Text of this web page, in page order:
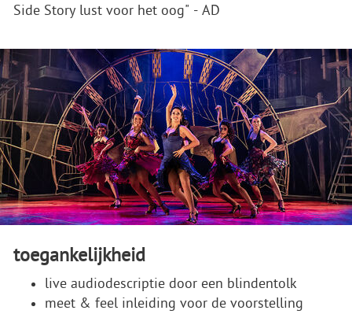
Side Story lust voor het oog" - AD
toegankelijkheid
live audiodescriptie door een blindentolk
meet & feel inleiding voor de voorstelling